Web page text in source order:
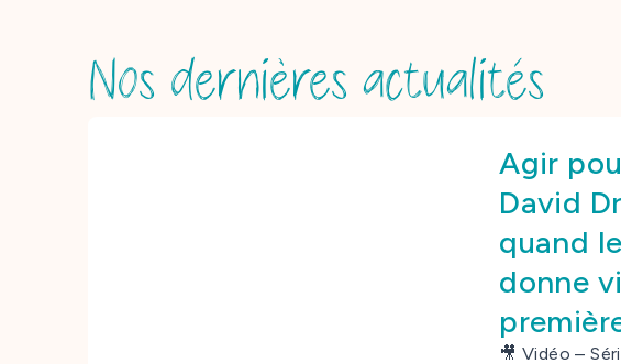
Nos dernières actualités
Agir
David
quand
donne
🎥 Vidéo –